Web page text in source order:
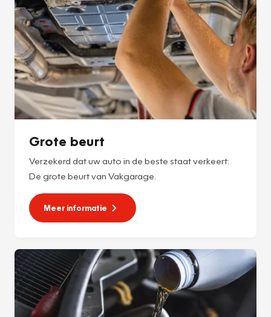
Grote beurt
Verzekerd dat uw auto in de beste staat verkeert:
De grote beurt van Vakgarage.
Meer informatie